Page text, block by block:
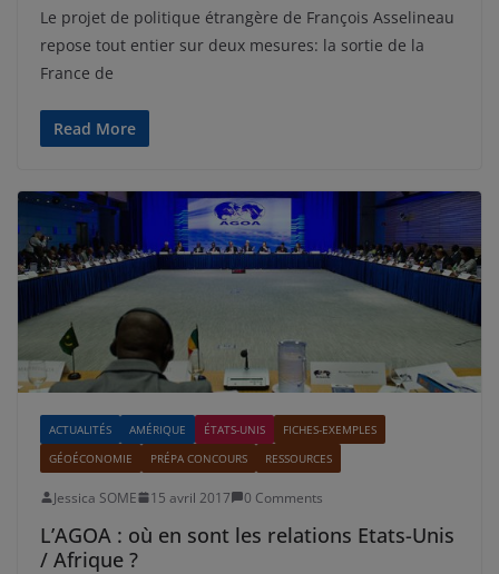
Le projet de politique étrangère de François Asselineau
repose tout entier sur deux mesures: la sortie de la
France de
Read More
ACTUALITÉS AMÉRIQUE ÉTATS-UNIS
FICHES-EXEMPLES
GÉOÉCONOMIE
PRÉPA CONCOURS RESSOURCES
Jessica SOME 15 avril 2017 0 Comments
L’AGOA : où en sont les relations Etats-Unis
/ Afrique ?